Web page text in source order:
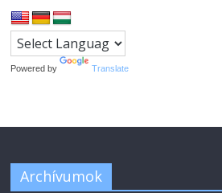
Powered by Translate
Archívumok